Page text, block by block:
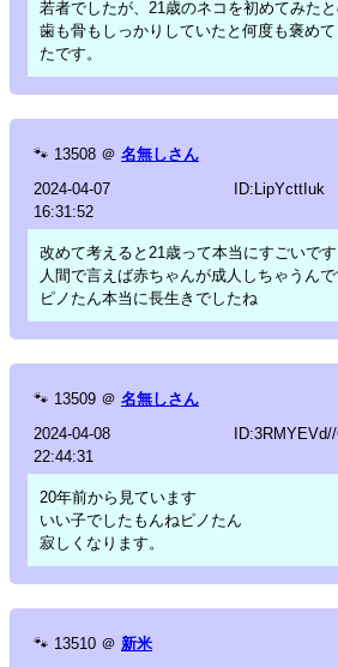
若者でしたが、21歳のネコを初めてみたと
歯も骨もしっかりしていたと何度も褒め
たです。
🐾 13508 ＠ 名無しさん
2024-04-07
16:31:52
ID:LipYcttIuk
改めて考えると21歳って本当にすごいです
人間で言えば赤ちゃんが成人しちゃうん
ピノたん本当に長生きでしたね
🐾 13509 ＠ 名無しさん
2024-04-08
22:44:31
20年前から見ています
いい子でしたもんねピノたん
寂しくなります。
🐾 13510 ＠ 新米